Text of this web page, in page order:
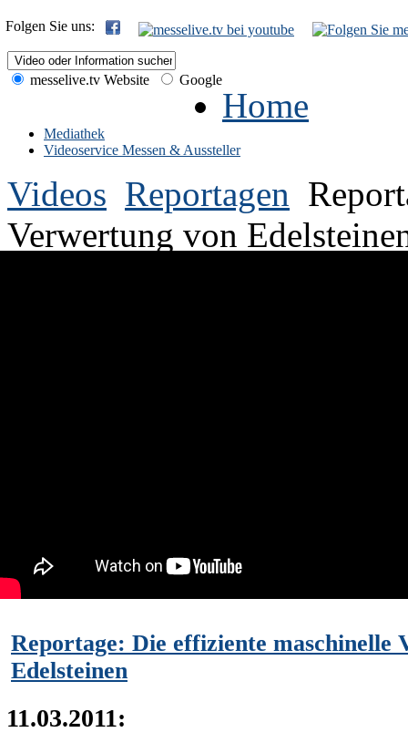
Folgen Sie uns:
messelive.tv Website Google
Home
Mediathek
Videoservice Messen & Aussteller
Videos Reportagen
Verwertung von
Reportage: Die effiziente maschinelle
Edelsteinen
11.03.2011: